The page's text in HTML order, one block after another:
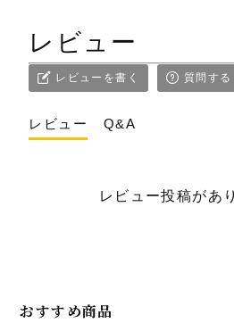
レビュー
レビューを書く 質問する
レビュー Q&A
レビュー投稿があ
おすすめ商品